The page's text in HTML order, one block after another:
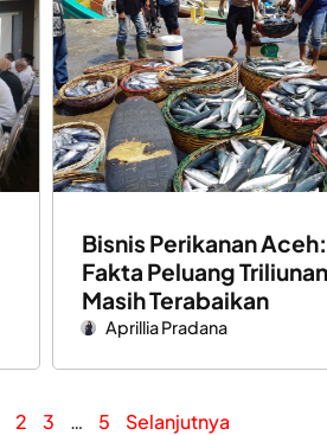
Bisnis Perikanan
Fakta Peluang
Masih Terabaikan
Aprillia Pradana
2 3 … 5 Selanjutnya